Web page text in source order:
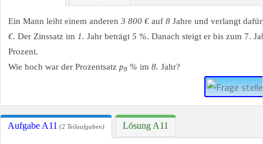
Ein Mann leiht einem anderen 3 800 € auf 8 Jahre und verlangt
€. Der Zinssatz im 1. Jahr beträgt 5 %. Danach steigt er bis zum 7.
Prozent.
Wie hoch war der Prozentsatz p8 % im 8. Jahr?
Aufgabe A11 (2 Teilaufgaben) Lösung A11